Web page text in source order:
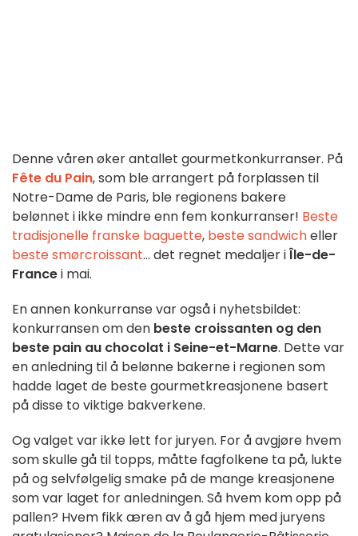
Denne våren øker antallet gourmetkonkurranser. På
Fête du Pain, som ble arrangert på forplassen til
Notre-Dame de Paris, ble regionens bakere
belønnet i ikke mindre enn fem konkurranser! Beste
tradisjonelle franske baguette, beste sandwicheller
beste smørcroissant... det regnet medaljer iÎle-de-
Francei mai.
En annen konkurranse var også i nyhetsbildet:
konkurransen om den beste croissanten og den
beste pain au chocolat i Seine-et-Marne. Dette var
en anledning til å belønne bakerne i regionen som
hadde laget de beste gourmetkreasjonene basert
på disse to viktige bakverkene.
Og valget var ikke lett for juryen. For å avgjøre hvem
som skulle gå til topps, måtte fagfolkene ta på, lukte
på og selvfølgelig smake på de mange kreasjonene
som var laget for anledningen. Så hvem kom opp på
pallen? Hvem fikk æren av å gå hjem med juryens